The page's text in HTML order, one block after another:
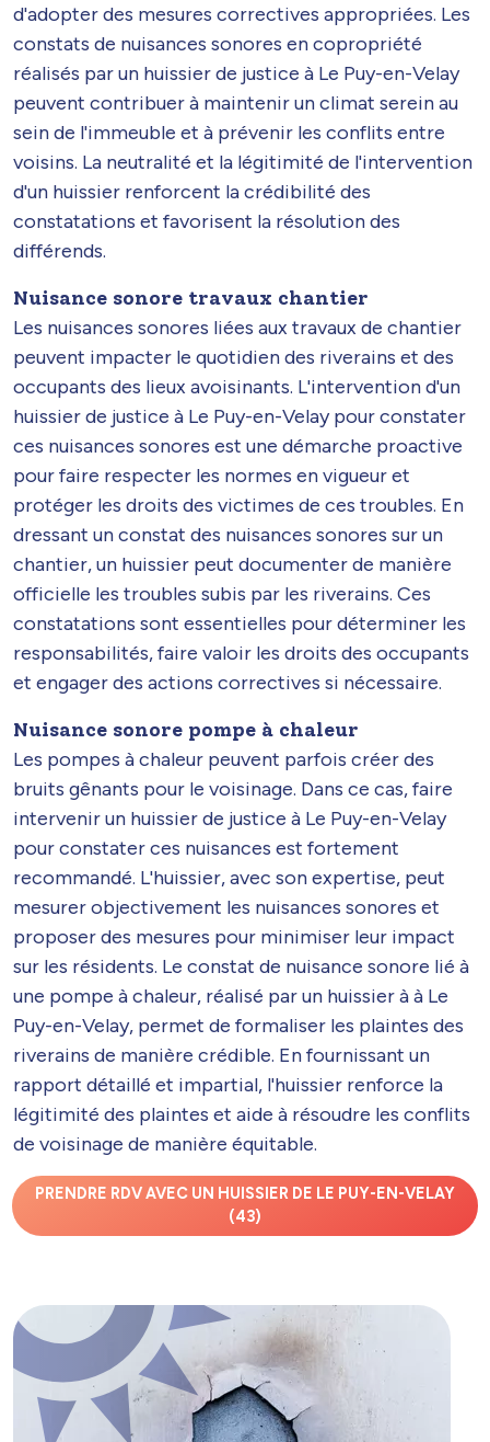
d'adopter des mesures correctives appropriées. Les
constats de nuisances sonores en copropriété
réalisés par un huissier de justice à Le Puy-en-Velay
peuvent contribuer à maintenir un climat serein au
sein de l'immeuble et à prévenir les conflits entre
voisins. La neutralité et la légitimité de l'intervention
d'un huissier renforcent la crédibilité des
constatations et favorisent la résolution des
différends.
Nuisance sonore travaux chantier
Les nuisances sonores liées aux travaux de chantier
peuvent impacter le quotidien des riverains et des
occupants des lieux avoisinants. L'intervention d'un
huissier de justice à Le Puy-en-Velay pour constater
ces nuisances sonores est une démarche proactive
pour faire respecter les normes en vigueur et
protéger les droits des victimes de ces troubles. En
dressant un constat des nuisances sonores sur un
chantier, un huissier peut documenter de manière
officielle les troubles subis par les riverains. Ces
constatations sont essentielles pour déterminer les
responsabilités, faire valoir les droits des occupants
et engager des actions correctives si nécessaire.
Nuisance sonore pompe à chaleur
Les pompes à chaleur peuvent parfois créer des
bruits gênants pour le voisinage. Dans ce cas, faire
intervenir un huissier de justice à Le Puy-en-Velay
pour constater ces nuisances est fortement
recommandé. L'huissier, avec son expertise, peut
mesurer objectivement les nuisances sonores et
proposer des mesures pour minimiser leur impact
sur les résidents. Le constat de nuisance sonore lié à
une pompe à chaleur, réalisé par un huissier à à Le
Puy-en-Velay, permet de formaliser les plaintes des
riverains de manière crédible. En fournissant un
rapport détaillé et impartial, l'huissier renforce la
légitimité des plaintes et aide à résoudre les conflits
de voisinage de manière équitable.
PRENDRE RDV AVEC UN HUISSIER DE LE PUY-EN-VELAY
(43)